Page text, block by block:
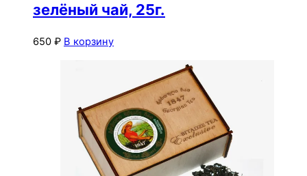
зелёный чай, 25г.
650 ₽ В корзину